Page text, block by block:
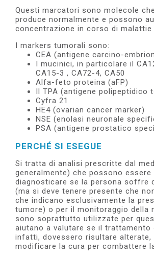
Questi marcatori sono molecole
produce normalmente e possono
concentrazione in corso di malattie
I markers tumorali sono:
CEA (antigene carcino-
I mucinici, in particolare il
CA15-3 , CA72-4, CA50
Alfa-feto proteina (aFP)
Il TPA (antigene polipeptidico
Cyfra 21
HE4 (ovarian cancer marker)
NSE (enolasi neuronale
PSA (antigene prostatico
PERCHÉ SI ESEGUE
Si tratta di analisi prescritte dal
generalmente) che pos­sono essere
diagnosticare se la persona soffre
(ma si deve tenere presente che
che indicano esclusivamente la
tumore) o per il monitoraggio della
sono soprattutto utilizzate per
aiutano a valutare se il tratta­mento
infatti, dovessero risultare alterate,
modifi­care la cura per combattere